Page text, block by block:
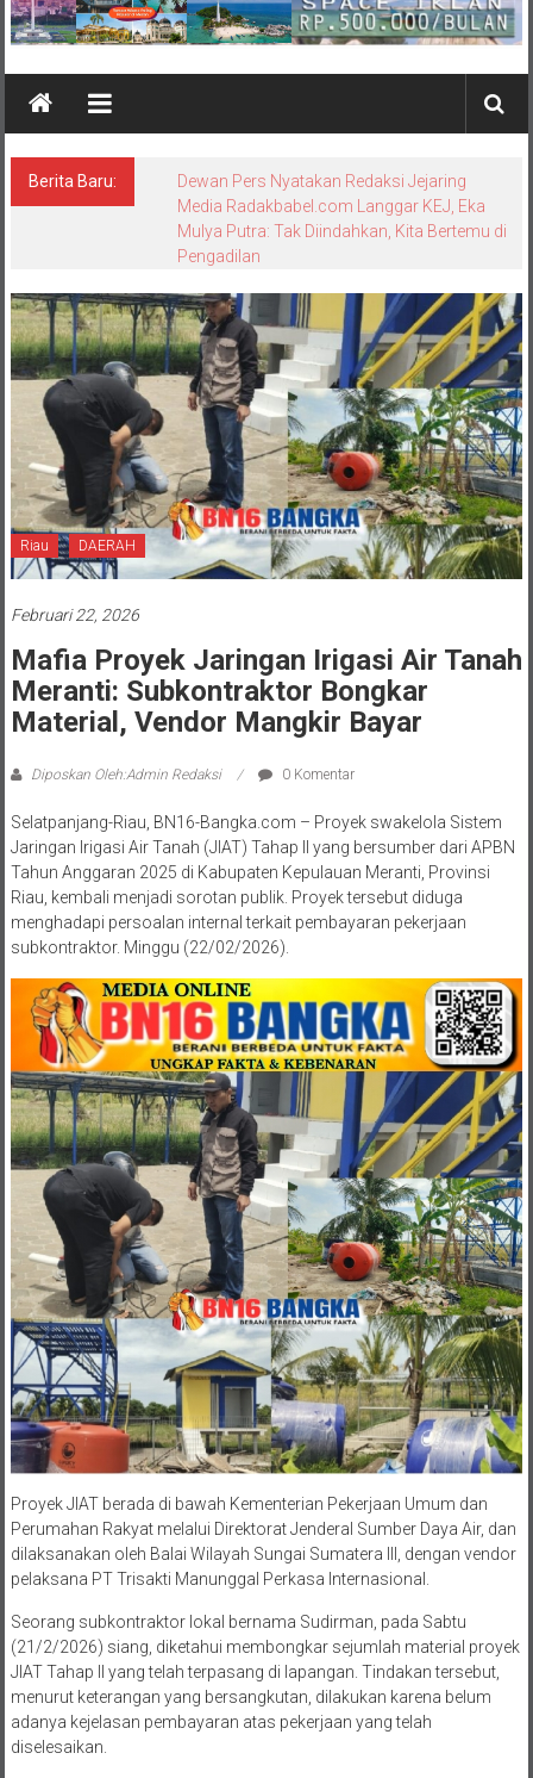
Berita Baru:
Bungkam Saat Dikonfirmasi, Sikap Kanit
Tipidter Polres Bangka Barat Memicu
Pertanyaan: Equality Before the Law
Dipertanyakan
Riau DAERAH
Februari 22, 2026
Mafia Proyek Jaringan Irigasi Air Tanah
Meranti: Subkontraktor Bongkar
Material, Vendor Mangkir Bayar
Diposkan Oleh:Admin Redaksi 0 Komentar
Selatpanjang-Riau, BN16-Bangka.com – Proyek swakelola Sistem
Jaringan Irigasi Air Tanah (JIAT) Tahap II yang bersumber dari APBN
Tahun Anggaran 2025 di Kabupaten Kepulauan Meranti, Provinsi
Riau, kembali menjadi sorotan publik. Proyek tersebut diduga
menghadapi persoalan internal terkait pembayaran pekerjaan
subkontraktor. Minggu (22/02/2026).
Proyek JIAT berada di bawah Kementerian Pekerjaan Umum dan
Perumahan Rakyat melalui Direktorat Jenderal Sumber Daya Air, dan
dilaksanakan oleh Balai Wilayah Sungai Sumatera III, dengan vendor
pelaksana PT Trisakti Manunggal Perkasa Internasional.
Seorang subkontraktor lokal bernama Sudirman, pada Sabtu
(21/2/2026) siang, diketahui membongkar sejumlah material proyek
JIAT Tahap II yang telah terpasang di lapangan. Tindakan tersebut,
menurut keterangan yang bersangkutan, dilakukan karena belum
adanya kejelasan pembayaran atas pekerjaan yang telah
diselesaikan.